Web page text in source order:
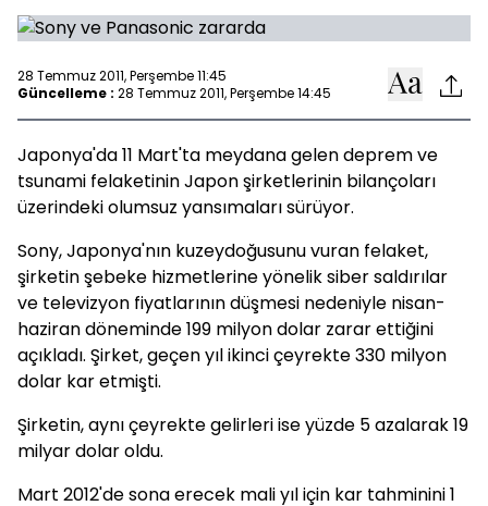
28 Temmuz 2011, Perşembe 11:45
Güncelleme : 28 Temmuz 2011, Perşembe 14:45
Japonya'da 11 Mart'ta meydana gelen deprem ve
tsunami felaketinin Japon şirketlerinin bilançoları
üzerindeki olumsuz yansımaları sürüyor.
Sony, Japonya'nın kuzeydoğusunu vuran felaket,
şirketin şebeke hizmetlerine yönelik siber saldırılar
ve televizyon fiyatlarının düşmesi nedeniyle nisan-
haziran döneminde 199 milyon dolar zarar ettiğini
açıkladı. Şirket, geçen yıl ikinci çeyrekte 330 milyon
dolar kar etmişti.
Şirketin, aynı çeyrekte gelirleri ise yüzde 5 azalarak 19
milyar dolar oldu.
Mart 2012'de sona erecek mali yıl için kar tahminini 1